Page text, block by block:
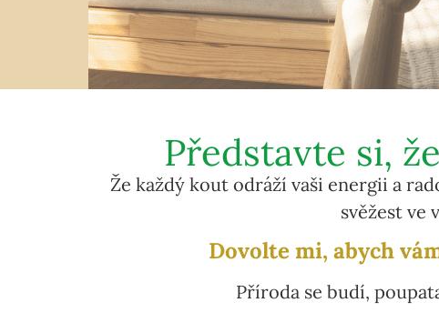
Představte si,
Že každý kout odráží vaši energii a
svěžest ve
Dovolte mi, abych
Příroda se budí,